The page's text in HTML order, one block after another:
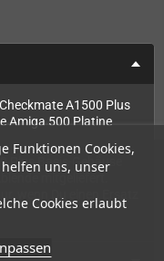
Funktionen Cookies,
uns, unser
Cookies erlaubt
A1500 Plus
Amiga 500 Platine
Plus Basis-Gehäuse
mitgeliefert.
wenn Du einen Ersatz